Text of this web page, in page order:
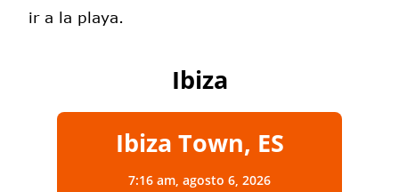
ir a la playa.
Ibiza
Ibiza Town, ES
7:16 am, agosto 6, 2026